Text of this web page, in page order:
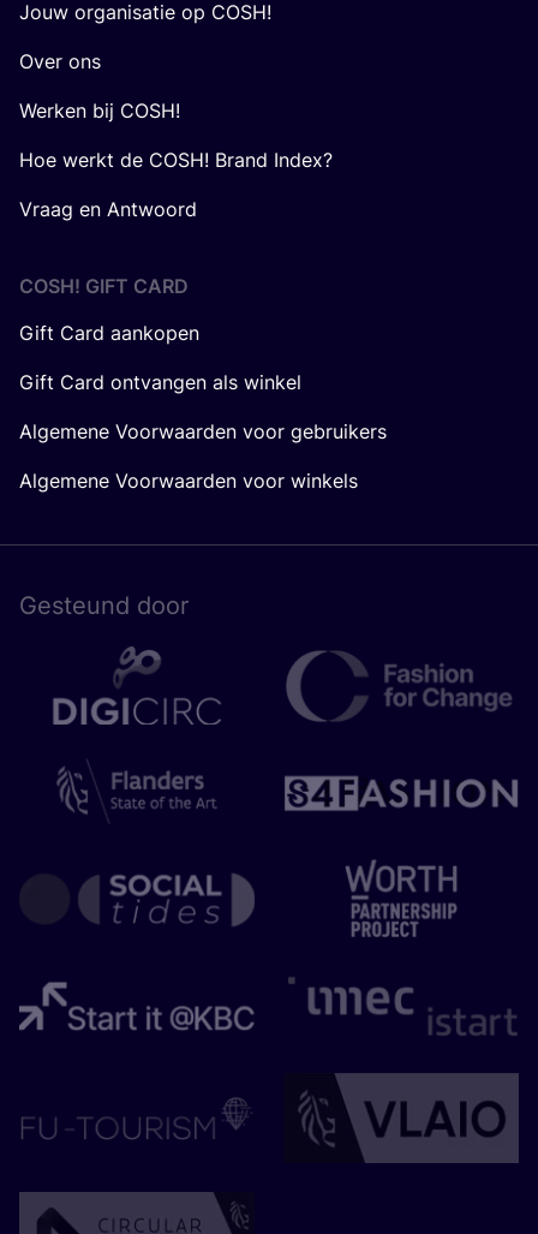
Jouw organisatie op COSH!
Over ons
Werken bij COSH!
Hoe werkt de COSH! Brand Index?
Vraag en Antwoord
COSH! GIFT CARD
Gift Card aankopen
Gift Card ontvangen als winkel
Algemene Voorwaarden voor gebruikers
Algemene Voorwaarden voor winkels
Gesteund door